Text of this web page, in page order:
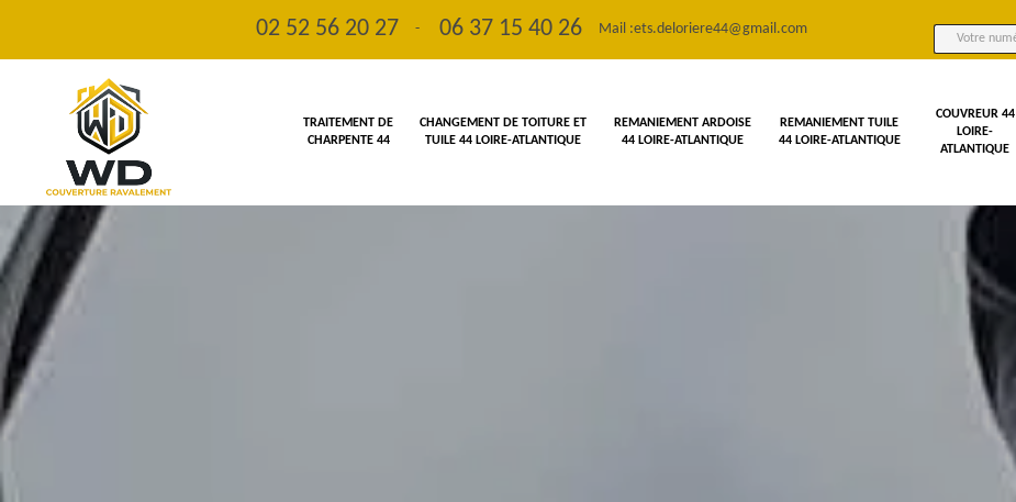
02 52 56 20 27 - 06 37 15 40 26 Mail :ets.deloriere44@gmail.com
TRAITEMENT DE
CHARPENTE 44
CHANGEMENT DE TOITURE ET
TUILE 44 LOIRE-ATLANTIQUE
REMANIEMENT ARDOISE
44 LOIRE-ATLANTIQUE
REMANIEMENT TUILE
44 LOIRE-ATLANTIQUE
COUVREUR 44
LOIRE-
ATLANTIQUE